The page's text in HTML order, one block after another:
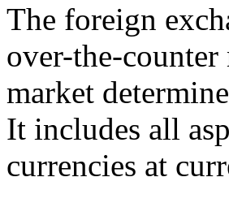
The foreign
over-the-
market
It includes all
currencies at